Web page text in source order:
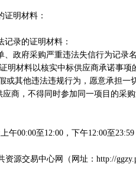
明材料：
录的证明材料：
政府采购严重违法失信行为记录名
明材料以核实中标供应商承诺事项
其他违法违规行为，愿意承担一
商，不得同时参加同一项目的采
午00:00至12:00，下午12:00至23:59
源交易中心网（网址：http://